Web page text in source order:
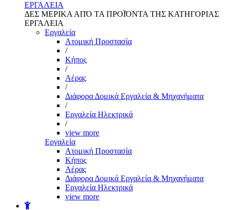
ΕΡΓΑΛΕΙΑ
ΔΕΣ ΜΕΡΙΚΑ ΑΠΌ ΤΑ ΠΡΟΪΌΝΤΑ ΤΗΣ ΚΑΤΗΓΟΡΙΑΣ
ΕΡΓΑΛΕΙΑ
Εργαλεία
Aτομική Προστασία
/
Kήπος
/
Αέρας
/
Διάφορα Δομικά Εργαλεία & Μηχανήματα
/
Εργαλεία Ηλεκτρικά
/
view more
Εργαλεία
Aτομική Προστασία
Kήπος
Αέρας
Διάφορα Δομικά Εργαλεία & Μηχανήματα
Εργαλεία Ηλεκτρικά
view more